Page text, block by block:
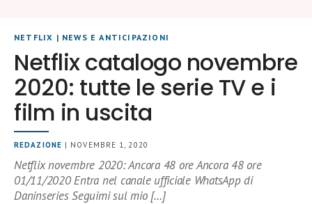
NETFLIX | NEWS E ANTICIPAZIONI
Netflix catalogo novembre
2020: tutte le serie TV e i
film in uscita
REDAZIONE | NOVEMBRE 1, 2020
Netflix novembre 2020: Ancora 48 ore Ancora 48 ore
01/11/2020 Entra nel canale ufficiale WhatsApp di
Daninseries Seguimi sul mio […]